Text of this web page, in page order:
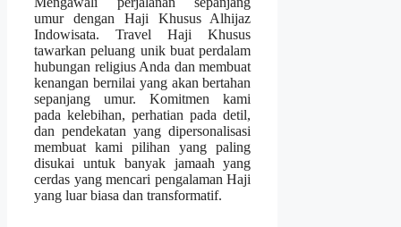
umur dengan Haji Khusus Alhijaz
Indowisata. Travel Haji Khusus
tawarkan peluang unik buat perdalam
hubungan religius Anda dan membuat
kenangan bernilai yang akan bertahan
sepanjang umur. Komitmen kami
pada kelebihan, perhatian pada detil,
dan pendekatan yang dipersonalisasi
membuat kami pilihan yang paling
disukai untuk banyak jamaah yang
cerdas yang mencari pengalaman Haji
yang luar biasa dan transformatif.